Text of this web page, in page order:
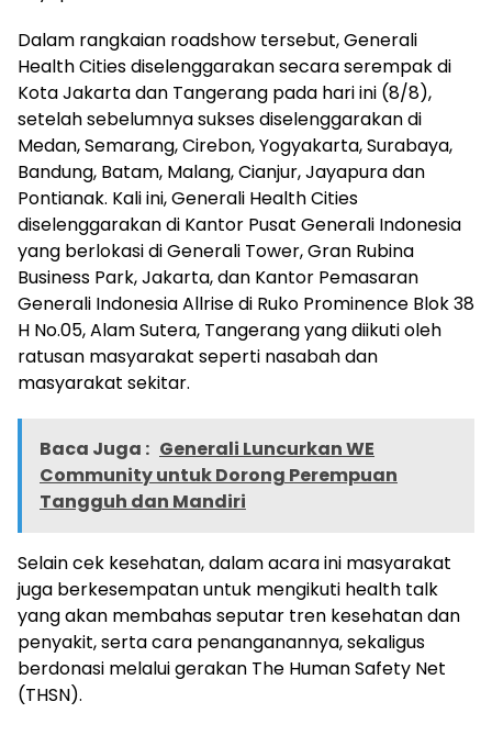
Dalam rangkaian roadshow tersebut, Generali
Health Cities diselenggarakan secara serempak di
Kota Jakarta dan Tangerang pada hari ini (8/8),
setelah sebelumnya sukses diselenggarakan di
Medan, Semarang, Cirebon, Yogyakarta, Surabaya,
Bandung, Batam, Malang, Cianjur, Jayapura dan
Pontianak. Kali ini, Generali Health Cities
diselenggarakan di Kantor Pusat Generali Indonesia
yang berlokasi di Generali Tower, Gran Rubina
Business Park, Jakarta, dan Kantor Pemasaran
Generali Indonesia Allrise di Ruko Prominence Blok 38
H No.05, Alam Sutera, Tangerang yang diikuti oleh
ratusan masyarakat seperti nasabah dan
masyarakat sekitar.
Baca Juga : Generali Luncurkan WE
Community untuk Dorong Perempuan
Tangguh dan Mandiri
Selain cek kesehatan, dalam acara ini masyarakat
juga berkesempatan untuk mengikuti health talk
yang akan membahas seputar tren kesehatan dan
penyakit, serta cara penanganannya, sekaligus
berdonasi melalui gerakan The Human Safety Net
(THSN).